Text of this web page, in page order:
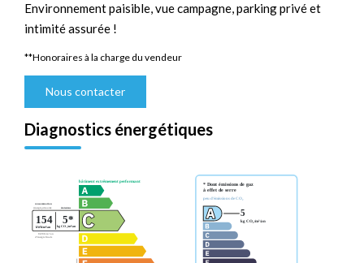
Environnement paisible, vue campagne, parking privé et
intimité assurée !
**Honoraires à la charge du vendeur
Nous contacter
Diagnostics énergétiques